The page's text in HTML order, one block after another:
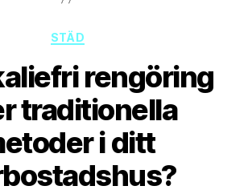
Kategorier
STÄD
rengöring
traditionella
i ditt